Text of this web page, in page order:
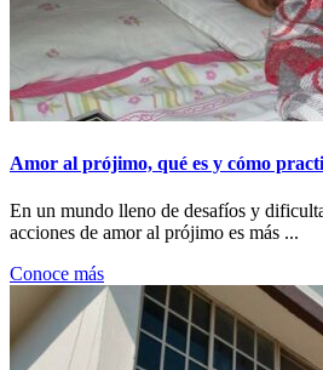
Amor al prójimo, qué es y cómo
En un mundo lleno de desafíos y
acciones de amor al prójimo es más ...
Conoce más